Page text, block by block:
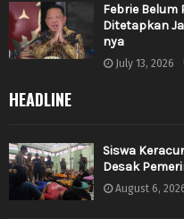
Febrie Belum
Ditetapkan
nya
July 13, 2026
HEADLINE
Siswa
Desak
August 6,